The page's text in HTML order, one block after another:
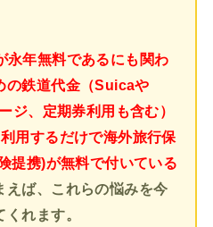
永年無料であるにも関わ
の鉄道代金（Suicaや
ジ、定期券利用も含む）
用するだけで海外旅行保
提携)が無料で付いている
えば、これらの悩みを今
れます。